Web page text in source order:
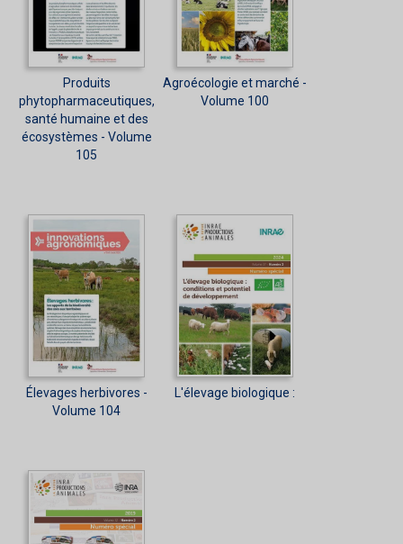
Produits
phytopharmaceutiques,
santé humaine et des
écosystèmes - Volume
105
Agroécologie et marché -
Volume 100
Élevages herbivores -
Volume 104
L'élevage biologique :